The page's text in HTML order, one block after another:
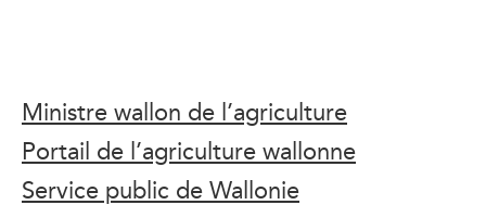
Ministre wallon de l’agriculture
Portail de l’agriculture wallonne
Service public de Wallonie